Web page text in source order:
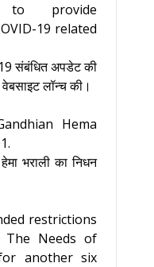
to provide
19 related
संबंधित अपडेट की
लॉन्च की।
Hema
भराली का निधन
restrictions
The Needs of
another six